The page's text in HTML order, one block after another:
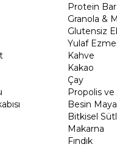
Protein Bar
Granola &
Glutensiz
Yulaf
Kahve
Kakao
Çay
Propolis ve
Besin
Bitkisel
Makarna
Fındık